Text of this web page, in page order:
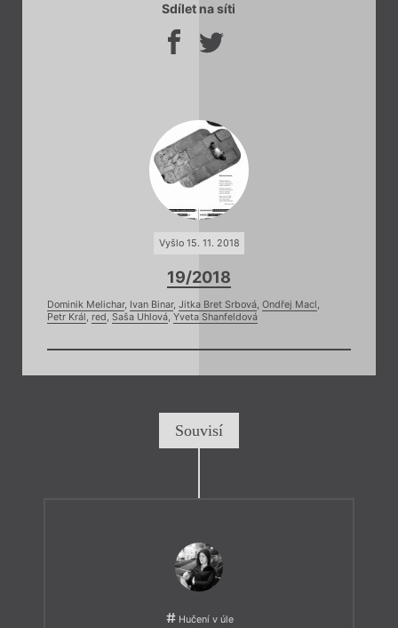
Sdílet na síti
Vyšlo 15. 11. 2018
19/2018
Dominik Melichar, Ivan Binar, Jitka Bret Srbová, Ondřej Macl ,
Petr Král , red , Saša Uhlová, Yveta Shanfeldová
Souvisí
Hučení v úle